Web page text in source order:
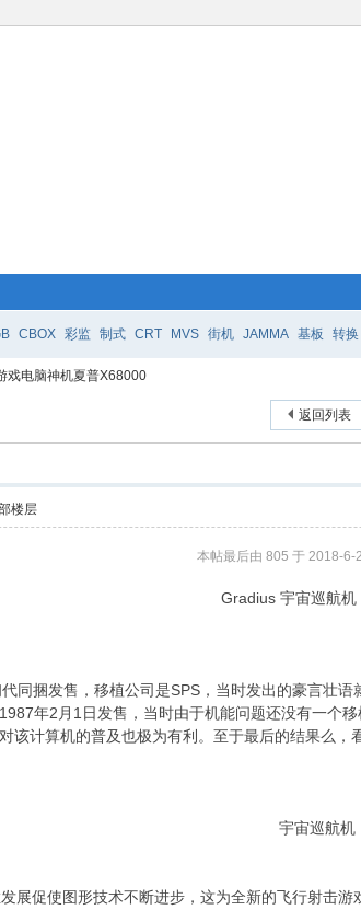
CBOX 彩监 制式 CRT MVS 街机 JAMMA 基板 转换
戏电脑神机夏普X68000
返回列表
楼层
本帖最后由 805 于 2018-6-
Gradius 宇宙巡航机
同捆发售，移植公司是SPS，当时发出的豪言壮
年2月1日发售，当时由于机能问题还没有一个
该计算机的普及也极为有利。至于最后的结果么
宇宙巡航机
展促使图形技术不断进步，这为全新的飞行射击